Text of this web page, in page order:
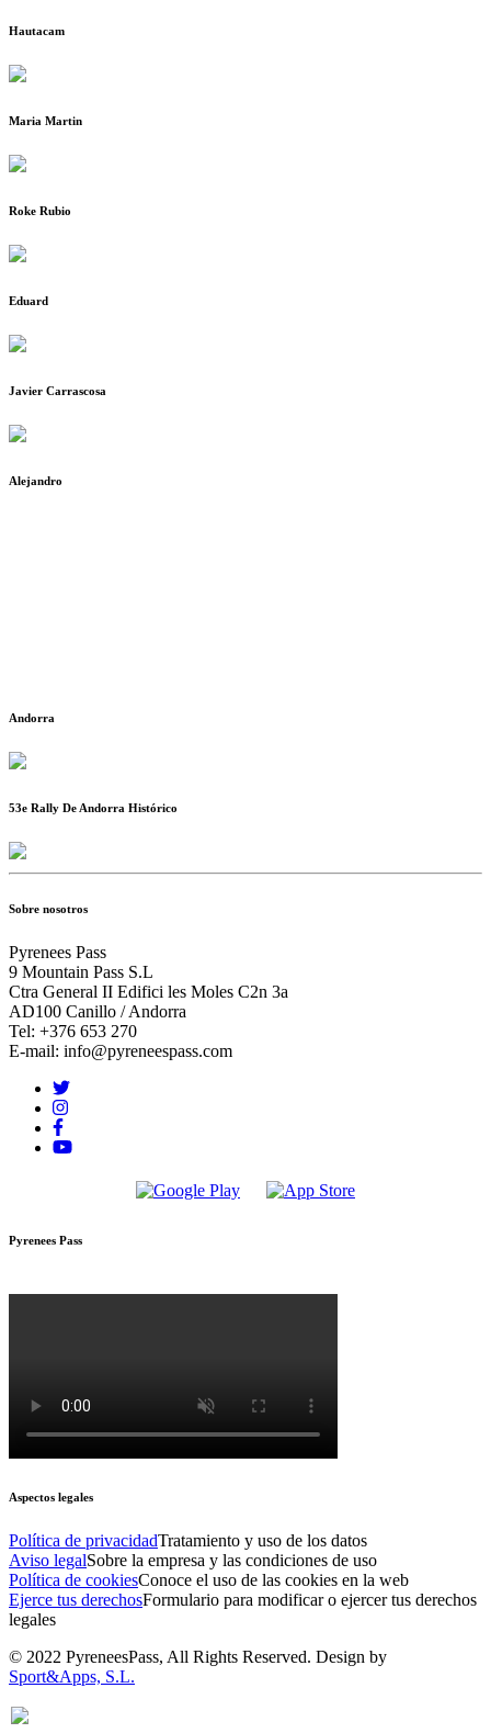
Hautacam
Maria Martin
Roke Rubio
Eduard
Javier Carrascosa
Alejandro
Andorra
53e Rally De Andorra Histórico
Sobre nosotros
Pyrenees Pass
9 Mountain Pass S.L
Ctra General II Edifici les Moles C2n 3a
AD100 Canillo / Andorra
Tel: +376 653 270
E-mail: info@pyreneespass.com
Pyrenees Pass
Aspectos legales
Política de privacidadTratamiento y uso de los datos
Aviso legalSobre la empresa y las condiciones de uso
Política de cookiesConoce el uso de las cookies en la web
Ejerce tus derechosFormulario para modificar o ejercer tus derechos
legales
© 2022 PyreneesPass, All Rights Reserved. Design by
Sport&Apps, S.L.